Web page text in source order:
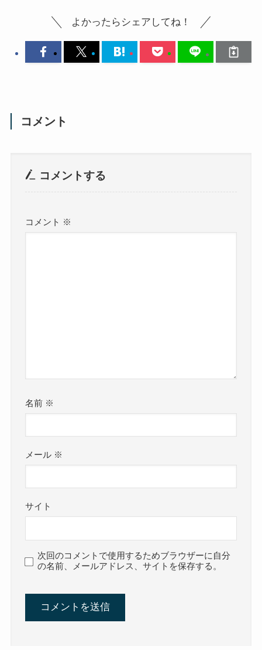
よかったらシェアしてね！
コメント
コメントする
コメント ※
名前 ※
メール ※
サイト
次回のコメントで使用するためブラウザーに自分
の名前、メールアドレス、サイトを保存する。